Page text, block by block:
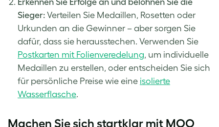
Sieger: Verteilen Sie Medaillen, Rosetten oder
Urkunden an die Gewinner – aber sorgen Sie
dafür, dass sie herausstechen. Verwenden Sie
Postkarten mit Folienveredelung, um individuelle
Medaillen zu erstellen, oder entscheiden Sie sich
für persönliche Preise wie eine isolierte
Wasserflasche.
Machen Sie sich startklar mit MOO